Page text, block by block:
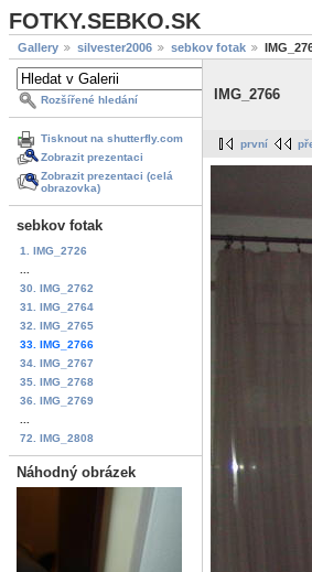
FOTKY.SEBKO.SK
Gallery silvester2006 sebkov fotak
Rozšířené hledání
Tisknout na shutterfly.com
Zobrazit prezentaci
Zobrazit prezentaci (celá
obrazovka)
sebkov fotak
1. IMG_2726
30. IMG_2762
31. IMG_2764
32. IMG_2765
33. IMG_2766
34. IMG_2767
35. IMG_2768
36. IMG_2769
72. IMG_2808
Náhodný obrázek
IMG_2766
první